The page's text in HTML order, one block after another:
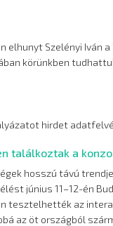
Szelényi Iván
körünkben
hirdet
találkoztak a
hosszú távú
június 11–12-én
tesztelhették az
az öt országból